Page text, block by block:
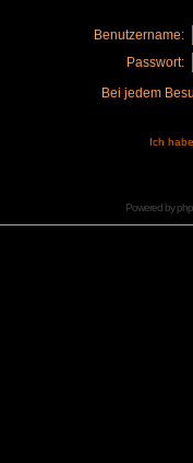
Benutzername:
Passwort:
Bei jedem
Ich
Powered by